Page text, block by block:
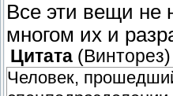
Все эти вещи не
многом их и
Цитата ( Винторез)
Человек,